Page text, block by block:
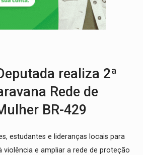
Porto Velho tem chances de chuvas isoladas nesta
UNIDOS: Assembleia Geral delibera greve da educação
realiza 2ª
Rede de
BR-429
estudantes e lideranças locais para
e ampliar a rede de proteção